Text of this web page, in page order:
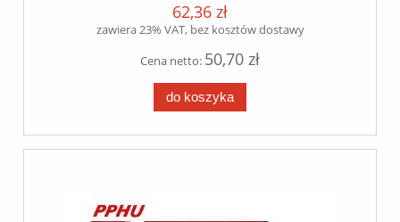
62,36 zł
zawiera 23% VAT, bez kosztów dostawy
Cena netto: 50,70 zł
do koszyka